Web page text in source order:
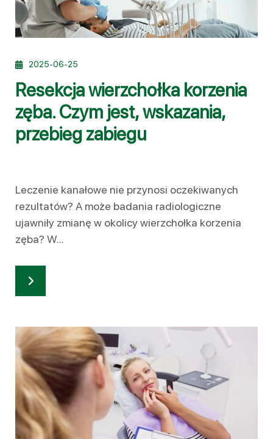
2025-06-25
Resekcja wierzchołka korzenia
zęba. Czym jest, wskazania,
przebieg zabiegu
Leczenie kanałowe nie przynosi oczekiwanych
rezultatów? A może badania radiologiczne
ujawniły zmianę w okolicy wierzchołka korzenia
zęba? W...